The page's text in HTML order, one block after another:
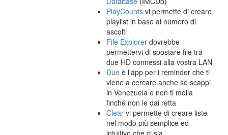
PlayCounts vi permette di creare
playlist in base al numero di
ascolti
File Explorer dovrebbe
permettervi di spostare file tra
due HD connessi alla vostra LAN
Due è l’app per i reminder che ti
viene a cercare anche se scappi
in Venezuela e non ti molla
finché non le dai retta
Clear vi permette di creare liste
nel modo più semplice ed
intuitivo che ci sia